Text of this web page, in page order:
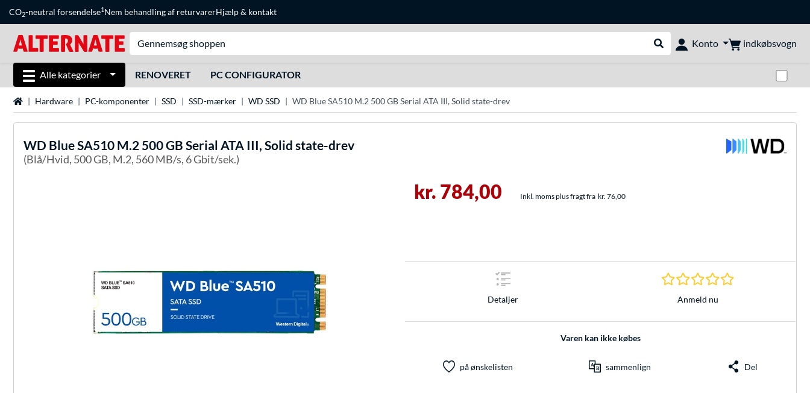
CO2-neutral forsendelse1Nem behandling af returvarerHjælp& kontakt
Udfør søgning
Konto indkøbsvogn
Alle kategorier RENOVERET PC CONFIGURATOR
StartsideHardware PC-komponenter SSD SSD-mærker WD SSD WD Blue SA510 M.2 500 GB Serial ATA III, Solid state-drev
WD Blue SA510 M.2 500 GB Serial ATA III, Solid state-drev
(Blå/Hvid, 500 GB, M.2, 560 MB/s, 6 Gbit/sek.)
kr. 784,00 Inkl. moms plus fragt fra kr. 76,00
Detaljer
0.0 Stjerner hos 0
Anmeld nu
Varen kan ikke købes
på ønskelisten sammenlign Del